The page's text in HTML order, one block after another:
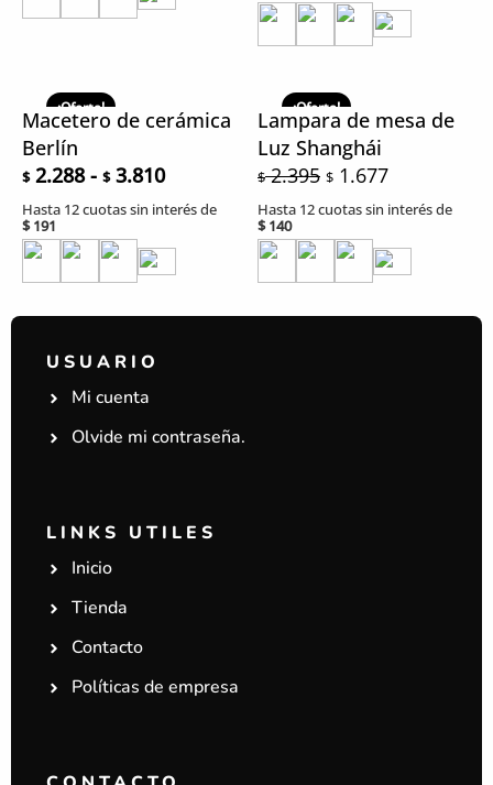
¡Oferta!
Macetero de cerámica
Berlín
$2.288 - $3.810
de
precios:
desde
hasta
$ 3.810
Hasta 12 cuotas sin interés de
$191
¡Oferta!
Lampara de mesa de
Luz Shanghái
$2.395
precio
original
era:
$ 2.395.
$ 1.677
precio
actual
es:
Hasta 12 cuotas sin interés de
$140
USUARIO
Mi cuenta
Olvide mi contraseña.
LINKS UTILES
Inicio
Tienda
Contacto
Políticas de empresa